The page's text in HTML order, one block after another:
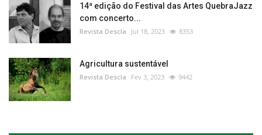
14ª edição do Festival das Artes QuebraJazz
com concerto...
Revista Descla Jul 18, 2023 8353
Agricultura sustentável
Revista Descla Fev 3, 2023 9442